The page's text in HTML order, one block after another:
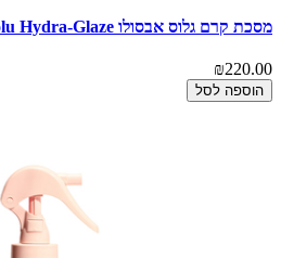
מסכת קרם גלוס אבסולו Gloss Absolu Hydra-Glaze
₪220.00
הוספה לסל